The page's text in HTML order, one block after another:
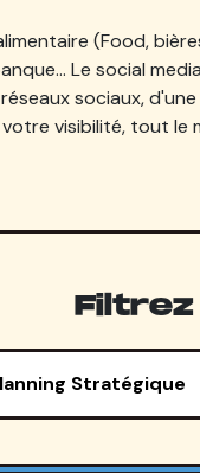
(Food,
Le social
sociaux,
visibilité, tout le